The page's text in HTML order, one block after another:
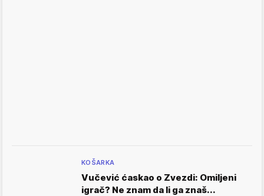
KOŠARKA
Vučević ćaskao o Zvezdi: Omiljeni
igrač? Ne znam da li ga znaš...